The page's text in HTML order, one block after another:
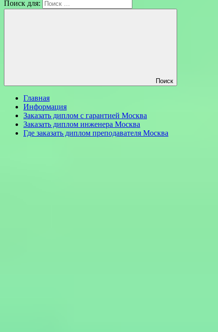
Поиск для:
Поиск
Главная
Информация
Заказать диплом с гарантией Москва
Заказать диплом инженера Москва
Где заказать диплом преподавателя Москва